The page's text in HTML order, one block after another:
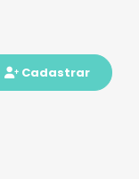
Cadastrar